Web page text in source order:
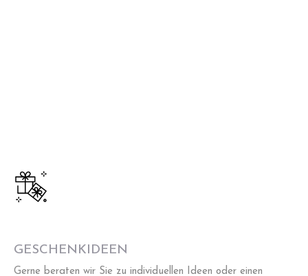
GESCHENKIDEEN
Gerne beraten wir Sie zu individuellen Ideen oder einen